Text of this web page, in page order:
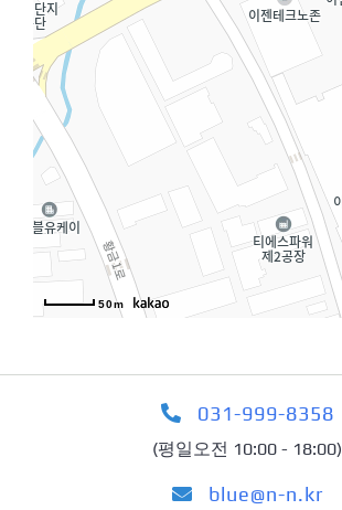
50m
031-999-8358
(평일오전 10:00 - 18:00)
blue@n-n.kr